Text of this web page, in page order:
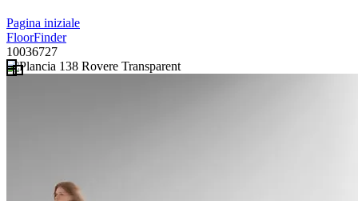
Pagina iniziale
FloorFinder
10036727